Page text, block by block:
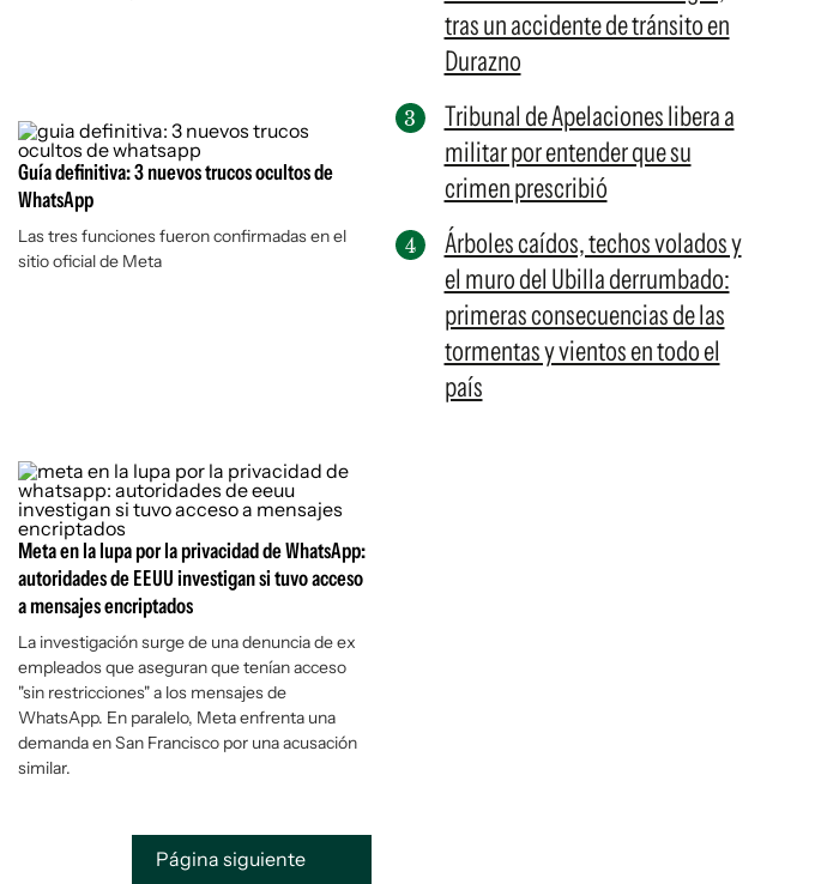
Guía definitiva: 3 nuevos trucos ocultos de
WhatsApp
Las tres funciones fueron confirmadas en el
sitio oficial de Meta
Meta en la lupa por la privacidad de WhatsApp:
autoridades de EEUU investigan si tuvo acceso
a mensajes encriptados
La investigación surge de una denuncia de ex
empleados que aseguran que tenían acceso
"sin restricciones" a los mensajes de
WhatsApp. En paralelo, Meta enfrenta una
demanda en San Francisco por una acusación
similar.
Página siguiente
tras un accidente de tránsito en
Durazno
Tribunal de Apelaciones libera a
militar por entender que su
crimen prescribió
Árboles caídos, techos volados y
el muro del Ubilla derrumbado:
primeras consecuencias de las
tormentas y vientos en todo el
país